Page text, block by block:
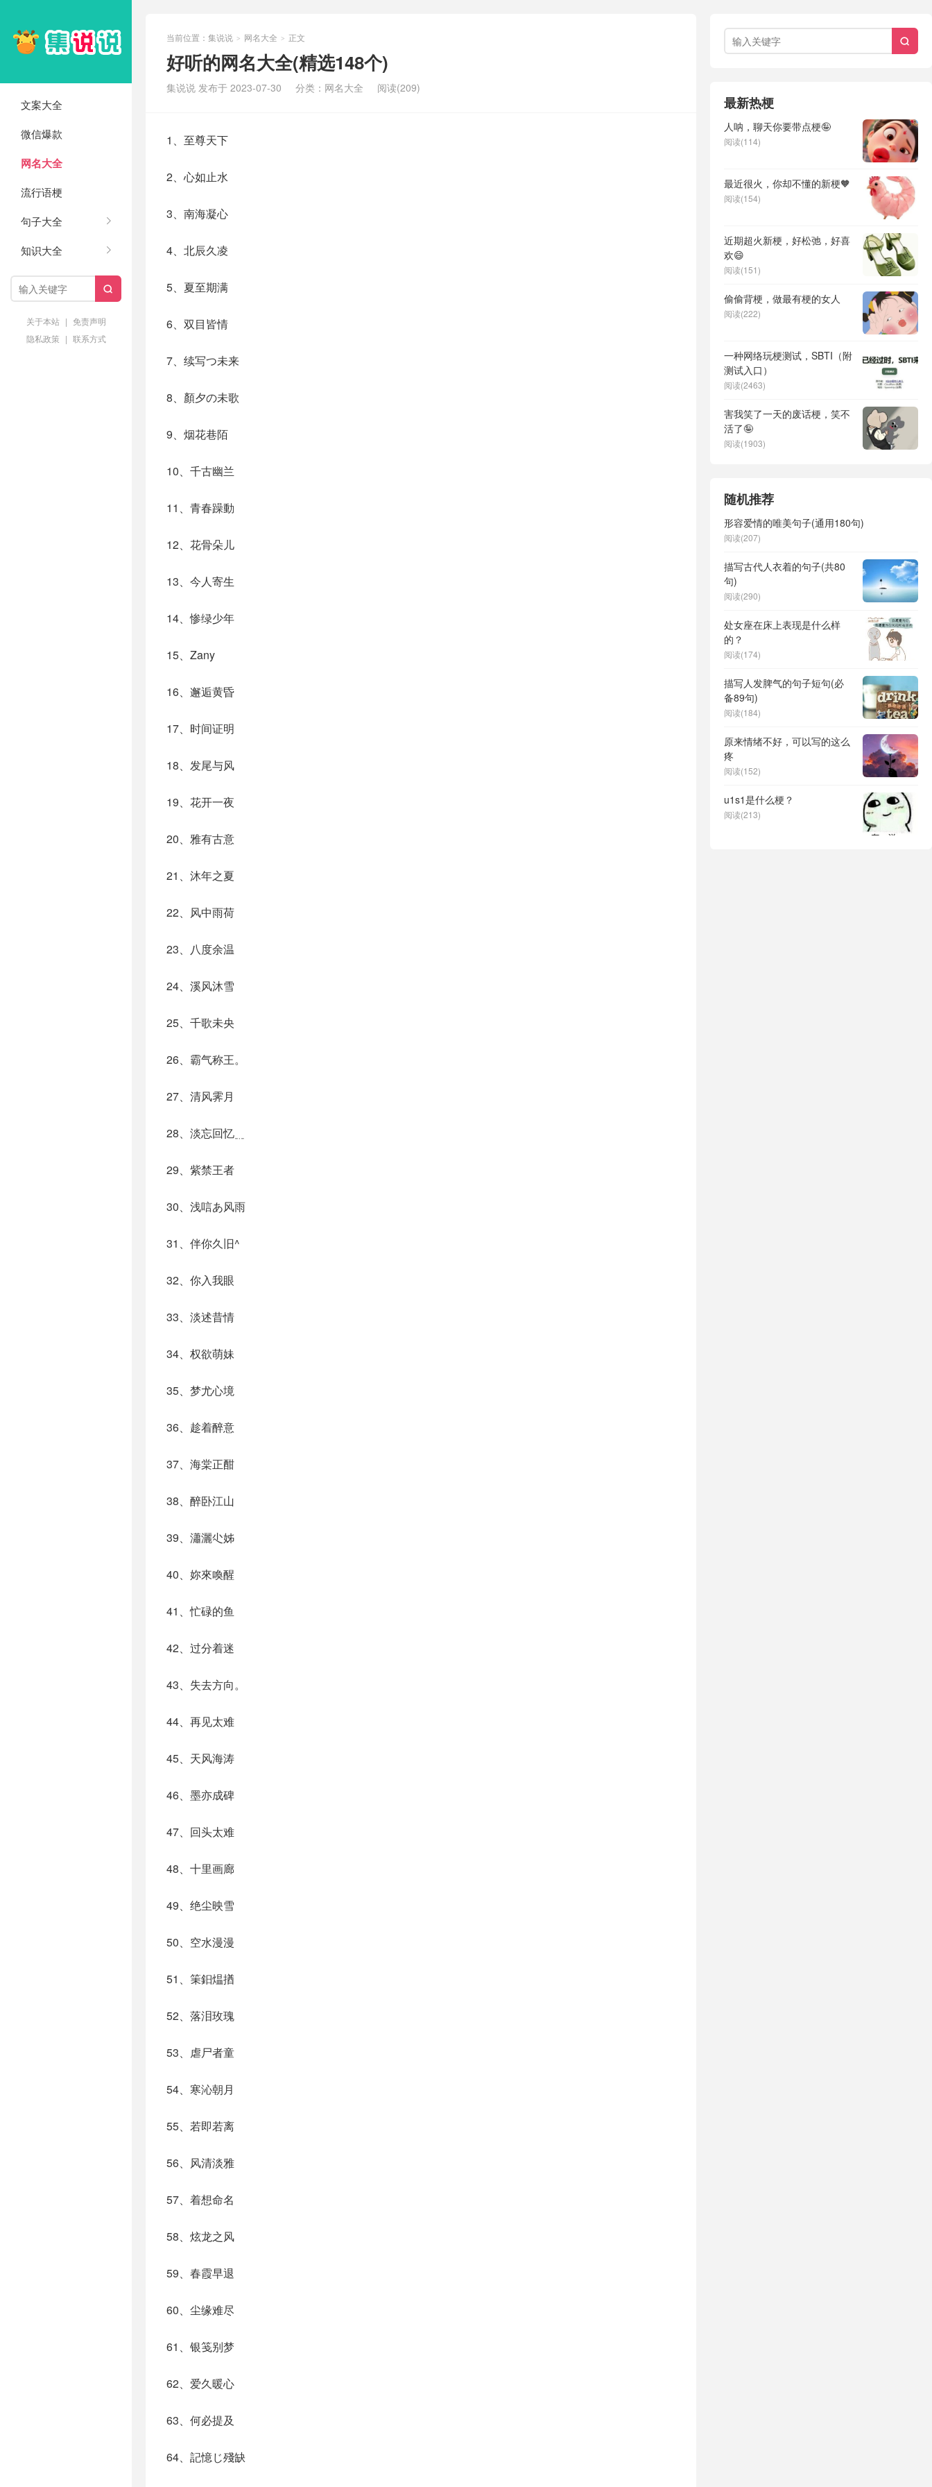
文案大全
微信爆款
网名大全
流行语梗
句子大全
知识大全

关于本站 | 免责声明
隐私政策 | 联系方式
当前位置： 集说说 > 网名大全 > 正文
好听的网名大全(精选148个)
集说说 发布于 2023-07-30 分类： 网名大全 阅读(209)
1、至尊天下
2、心如止水
3、南海凝心
4、北辰久凌
5、夏至期满
6、双目皆情
7、续写つ未来
8、顏夕の未歌
9、烟花巷陌
10、千古幽兰
11、青春躁動
12、花骨朵儿
13、今人寄生
14、惨绿少年
15、Zany
16、邂逅黄昏
17、时间证明
18、发尾与风
19、花开一夜
20、雅有古意
21、沐年之夏
22、风中雨荷
23、八度余温
24、溪风沐雪
25、千歌未央
26、霸气称王。
27、清风霁月
28、淡忘回忆﹎
29、紫禁王者
30、浅唁あ风雨
31、伴你久旧^
32、你入我眼
33、淡述昔情
34、权欲萌妹
35、梦尤心境
36、趁着醉意
37、海棠正酣
38、醉卧江山
39、瀟灑尐姊
40、妳來喚醒
41、忙碌的鱼
42、过分着迷
43、失去方向。
44、再见太难
45、天风海涛
46、墨亦成碑
47、回头太难
48、十里画廊
49、绝尘映雪
50、空水漫漫
51、筙鈤煴揂
52、落泪玫瑰
53、虐尸者童
54、寒沁朝月
55、若即若离
56、风清淡雅
57、着想命名
58、炫龙之风
59、春霞早退
60、尘缘难尽
61、银笺别梦
62、爱久暖心
63、何必提及
64、記憶じ殘缺

最新热梗
人呐，聊天你要带点梗🤪
阅读(114)
最近很火，你却不懂的新梗🧡
阅读(154)
近期超火新梗，好松弛，好喜
欢😄
阅读(151)
偷偷背梗，做最有梗的女人
阅读(222)
一种网络玩梗测试，SBTI（附
测试入口）
阅读(2463)
害我笑了一天的废话梗，笑不
活了🤪
阅读(1903)
随机推荐
形容爱情的唯美句子(通用180句)
阅读(207)
描写古代人衣着的句子(共80
句)
阅读(290)
处女座在床上表现是什么样
的？
阅读(174)
描写人发脾气的句子短句(必
备89句)
阅读(184)
原来情绪不好，可以写的这么
疼
阅读(152)
u1s1是什么梗？
阅读(213)